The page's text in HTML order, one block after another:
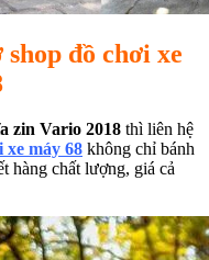
đồ chơi xe
zin Vario 2018 thì liên hệ
xe máy 68 không chỉ bánh
hàng chất lượng, giá cả